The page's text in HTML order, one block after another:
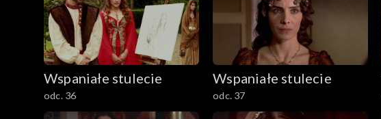
Wspaniałe stulecie
odc. 36
Wspaniałe stulecie
odc. 37